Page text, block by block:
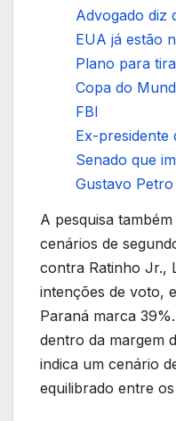
Advogado diz
EUA já estão
Plano para
Copa do
FBI
Ex-presidente
Senado que
Gustavo Petro
A pesquisa
cenários de
contra Ratinho Jr.,
intenções de voto,
Paraná marca
dentro da margem
indica um cenário
equilibrado entre